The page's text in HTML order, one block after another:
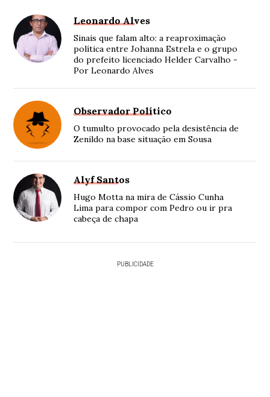
Leonardo Alves
Sinais que falam alto: a reaproximação
política entre Johanna Estrela e o grupo
do prefeito licenciado Helder Carvalho -
Por Leonardo Alves
Observador Político
O tumulto provocado pela desistência de
Zenildo na base situação em Sousa
Alyf Santos
Hugo Motta na mira de Cássio Cunha
Lima para compor com Pedro ou ir pra
cabeça de chapa
PUBLICIDADE